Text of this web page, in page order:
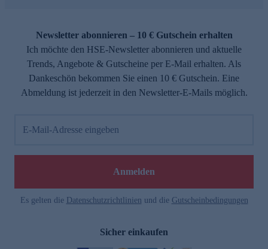
Newsletter abonnieren – 10 € Gutschein erhalten
Ich möchte den HSE-Newsletter abonnieren und aktuelle
Trends, Angebote & Gutscheine per E-Mail erhalten. Als
Dankeschön bekommen Sie einen 10 € Gutschein. Eine
Abmeldung ist jederzeit in den Newsletter-E-Mails möglich.
E-Mail-Adresse eingeben
Anmelden
Es gelten die Datenschutzrichtlinien und die Gutscheinbedingungen
Sicher einkaufen